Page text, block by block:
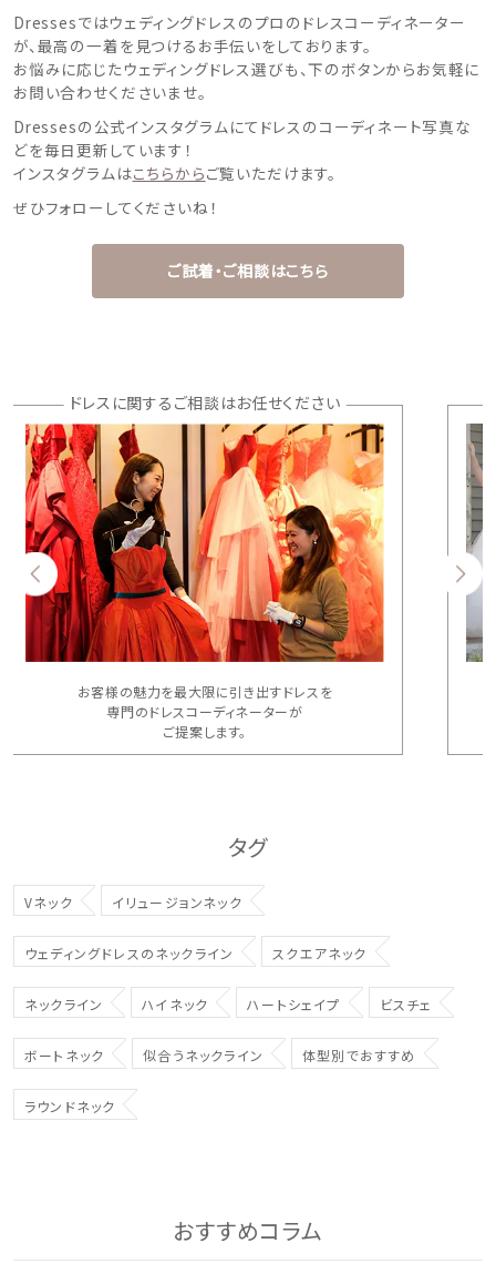
Dressesではウェディングドレスのプロのドレスコーディネーター
が、最高の一着を見つけるお手伝いをしております。
お悩みに応じたウェディングドレス選びも、下のボタンからお気軽に
お問い合わせくださいませ。
Dressesの公式インスタグラムにてドレスのコーディネート写真な
どを毎日更新しています！
インスタグラムはこちらからご覧いただけます。
ぜひフォローしてくださいね！
ご試着・ご相談はこちら
ドレスに関するご相談はお任せください
お客様の魅力を最大限に引き出すドレスを
専門のドレスコーディネーターが
ご提案します。
タグ
Vネック イリュージョンネック
ウェディングドレスのネックライン スクエアネック
ネックライン ハイネック ハートシェイプ ビスチェ
ボートネック 似合うネックライン 体型別でおすすめ
ラウンドネック
おすすめコラム